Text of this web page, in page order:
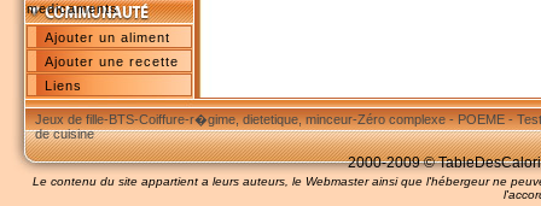
medicaments
Ajouter un aliment
Ajouter une recette
Liens
Jeux de fille-BTS-Coiffure-r�gime, dietetique, minceur-Zéro complexe-POEME-
de cuisine
2000-2009 ©
Le contenu du site appartient a leurs auteurs, le Webmaster ainsi que l'hébergeur ne